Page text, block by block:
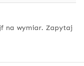
na wymiar. Zapytaj